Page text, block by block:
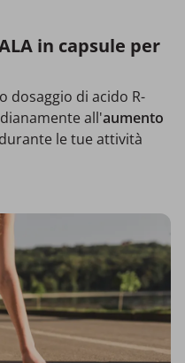
in capsule per
dosaggio di acido R-
all'aumento
durante le tue attività